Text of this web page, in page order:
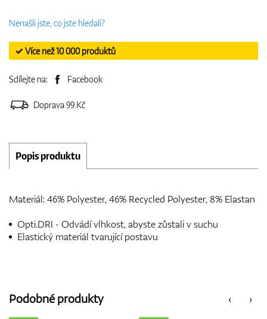
Nenašli jste, co jste hledali?
✓ Více než 10 000 produktů
Sdílejte na: Facebook
Doprava 99 Kč
Popis produktu
Materiál: 46% Polyester, 46% Recycled Polyester, 8% Elastan
Opti.DRI - Odvádí vlhkost, abyste zůstali v suchu
Elastický materiál tvarující postavu
‹
Podobné produkty ›